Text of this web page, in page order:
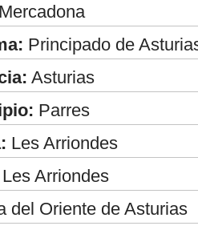
Mercadona
Principado de
Asturias
Parres
Les Arriondes
Les Arriondes
del Oriente de Asturias